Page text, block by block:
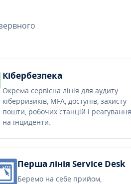
Кібербезпека
Окрема сервісна лінія для аудиту
кіберризиків, MFA, доступів, захисту
пошти, робочих станцій і реагування
на інциденти.
Перша лінія Service Desk
Беремо на себе прийом,